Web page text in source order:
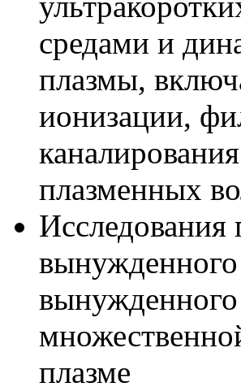
средами и
плазмы,
ионизации,
плазменных
плазме